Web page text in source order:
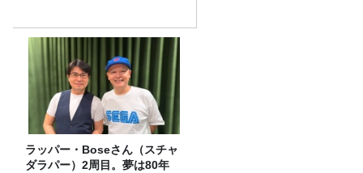
ラッパー・Boseさん（スチャ
ダラパー）2周目。夢は80年